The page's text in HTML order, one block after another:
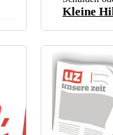
Kleine